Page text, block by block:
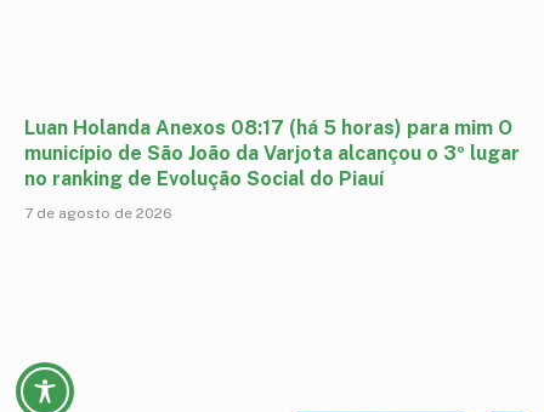
Luan Holanda Anexos 08:17 (há 5 horas) para mim O
município de São João da Varjota alcançou o 3º lugar
no ranking de Evolução Social do Piauí
7 de agosto de 2026